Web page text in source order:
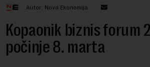
Autor: Nova Ekonomija
Kopaonik biznis forum
počinje 8. marta